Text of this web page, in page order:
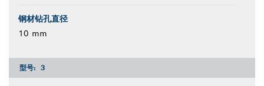
钢材钻孔直径
10 mm
型号: 3